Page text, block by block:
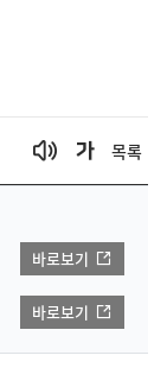
목록
바로보기
바로보기